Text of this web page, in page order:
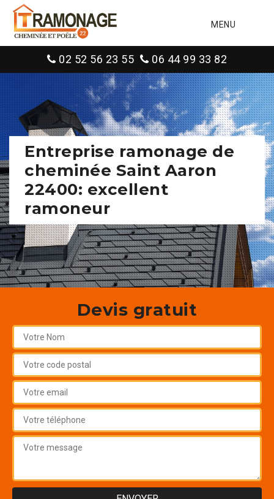
MENU
02 52 56 23 55 06 44 99 33 82
Entreprise ramonage de
cheminée Saint Aaron
22400: excellent
ramoneur
Devis gratuit